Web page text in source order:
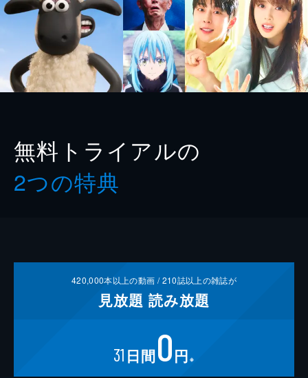
無料トライアルの
2つの特典
420,000本以上の動画 /210誌以上の雑誌が
見放題 読み放題
31 日間0円 ※